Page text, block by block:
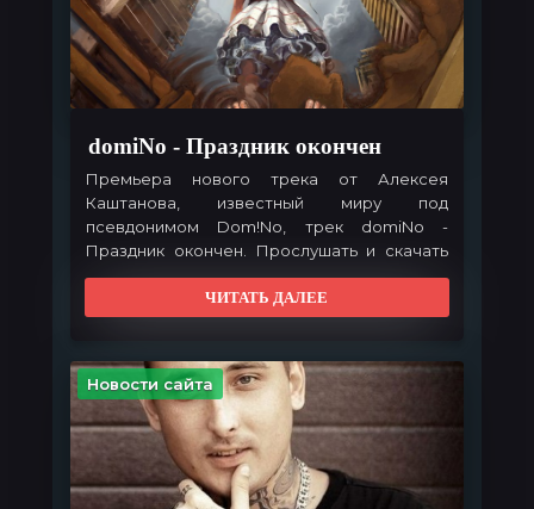
domiNo - Праздник окончен
Премьера нового трека от Алексея
Каштанова, известный миру под
псевдонимом Dom!No, трек domiNo -
Праздник окончен. Прослушать и скачать
можно у нас на сайте, приятного
прослушивания!ЧИТАТЬ ДАЛЕЕ
Новости сайта